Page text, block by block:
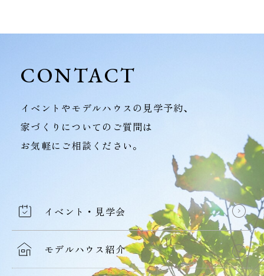
CONTACT
イベントやモデルハウスの見学予約、
家づくりについてのご質問は
お気軽にご相談ください。
イベント・見学会
モデルハウス紹介